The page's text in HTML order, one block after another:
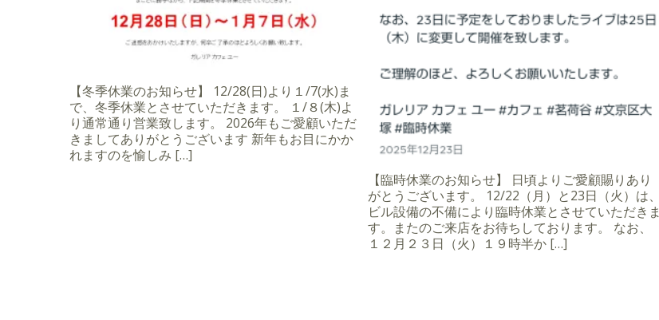
【冬季休業のお知らせ】 12/28(日)より１/7(水)ま
で、冬季休業とさせていただきます。 １/８(木)よ
り通常通り営業致します。 2026年もご愛顧いただ
きましてありがとうございます 新年もお目にかか
れますのを愉しみ […]
【臨時休業のお知らせ】 日頃よりご愛顧賜りあり
がとうございます。 12/22（月）と23日（火）は、
ビル設備の不備により臨時休業とさせていただきま
す。またのご来店をお待ちしております。 なお、
１２月２３日（火）１９時半か […]